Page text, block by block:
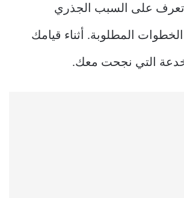
تعرف على السبب الجذري
المطلوبة. أثناء قيامك
التي نجحت معك.